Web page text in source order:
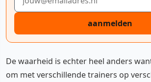
aanmelden
De waarheid is echter heel anders
om met verschillende trainers op